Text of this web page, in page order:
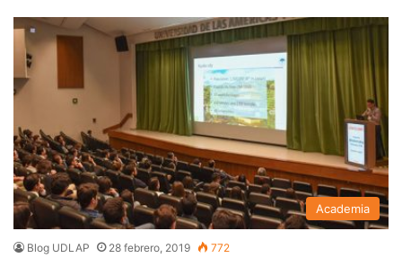
Academia
Blog UDLAP 28 febrero, 2019 772